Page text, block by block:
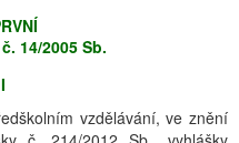
14/2005 Sb.
vzdělávání, ve znění